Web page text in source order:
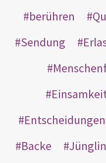
berühren
Sendung
Entscheidungen
Backe